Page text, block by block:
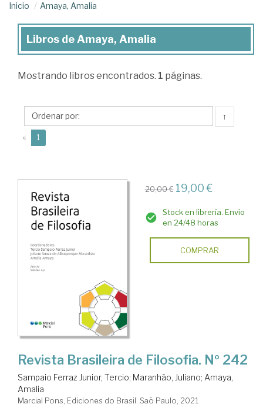
Inicio Amaya, Amalia
Libros
Amaya,
Libros de Amaya, Amalia
Mostrando libros encontrados. 1 páginas.
↑
« 1
20,00 € 19,00 €
Stock en librería. Envío
en 24/48 horas
COMPRAR
Revista Brasileira de Filosofia. Nº 242
Sampaio Ferraz Junior, Tercio; Maranhão, Juliano; Amaya,
Amalia
Marcial Pons, Ediciones do Brasil. Saõ Paulo, 2021